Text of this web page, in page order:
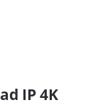
IP 4K